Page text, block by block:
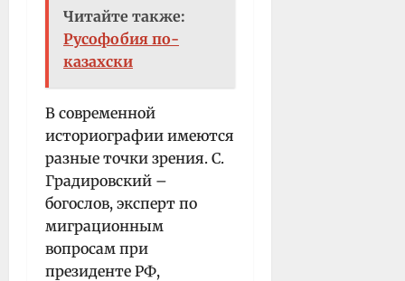
Читайте также:
Русофобия по-
казахски
В современной
историографии имеются
разные точки зрения. С.
Градировский –
богослов, эксперт по
миграционным
вопросам при
президенте РФ,